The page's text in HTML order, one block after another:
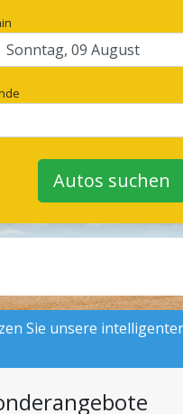
Sonntag,09 August
Autos suchen
Sie unsere